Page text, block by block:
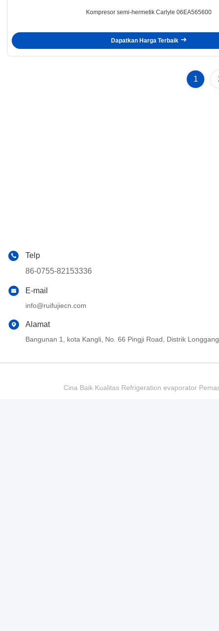
Kompresor semi-hermetik Carlyle 06EA565600
Dapatkan Harga Terbaik
1
Telp
86-0755-82153336
E-mail
info@ruifujiecn.com
Alamat
Bangunan 1, kota Kangli, No. 66 Pingji Road, Distrik
Cina Baik Kualitas Refrigeration evaporator